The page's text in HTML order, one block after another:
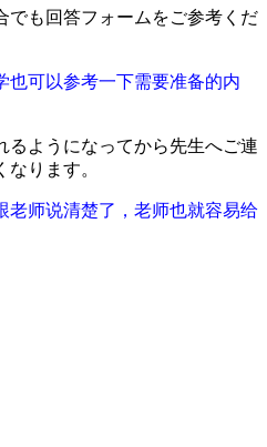
でも回答フォームをご参考くだ
也可以参考一下需要准备的内
るようになってから先生へご連
ります。
老师说清楚了，老师也就容易给